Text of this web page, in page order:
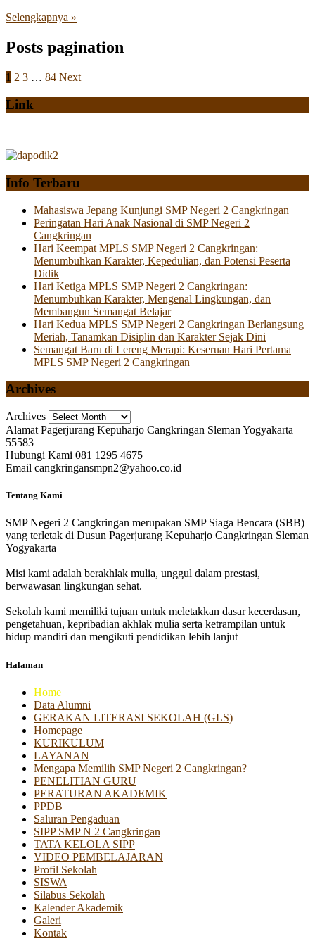
Selengkapnya »
Posts pagination
1 2 3 … 84 Next
Link
Info Terbaru
Mahasiswa Jepang Kunjungi SMP Negeri 2 Cangkringan
Peringatan Hari Anak Nasional di SMP Negeri 2
Cangkringan
Hari Keempat MPLS SMP Negeri 2 Cangkringan:
Menumbuhkan Karakter, Kepedulian, dan Potensi Peserta
Didik
Hari Ketiga MPLS SMP Negeri 2 Cangkringan:
Menumbuhkan Karakter, Mengenal Lingkungan, dan
Membangun Semangat Belajar
Hari Kedua MPLS SMP Negeri 2 Cangkringan Berlangsung
Meriah, Tanamkan Disiplin dan Karakter Sejak Dini
Semangat Baru di Lereng Merapi: Keseruan Hari Pertama
MPLS SMP Negeri 2 Cangkringan
Archives
Archives
Alamat Pagerjurang Kepuharjo Cangkringan Sleman Yogyakarta
55583
Hubungi Kami 081 1295 4675
Email cangkringansmpn2@yahoo.co.id
Tentang Kami
SMP Negeri 2 Cangkringan merupakan SMP Siaga Bencara (SBB)
yang terletak di Dusun Pagerjurang Kepuharjo Cangkringan Sleman
Yogyakarta
Misi kami adalah berakhlak mulia, unggul dalam prestasi,
berwawasan lingkungan sehat.
Sekolah kami memiliki tujuan untuk meletakkan dasar kecerdasan,
pengetahuan, kepribadian akhlak mulia serta ketrampilan untuk
hidup mandiri dan mengikuti pendidikan lebih lanjut
Halaman
Home
Data Alumni
GERAKAN LITERASI SEKOLAH (GLS)
Homepage
KURIKULUM
LAYANAN
Mengapa Memilih SMP Negeri 2 Cangkringan?
PENELITIAN GURU
PERATURAN AKADEMIK
PPDB
Saluran Pengaduan
SIPP SMP N 2 Cangkringan
TATA KELOLA SIPP
VIDEO PEMBELAJARAN
Profil Sekolah
SISWA
Silabus Sekolah
Kalender Akademik
Galeri
Kontak